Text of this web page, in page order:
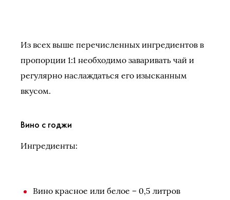
Из всех выше перечисленных ингредиентов в
пропорции 1:1 необходимо заваривать чай и
регулярно наслаждаться его изысканным
вкусом.
Вино с годжи
Ингредиенты:
Вино красное или белое – 0,5 литров